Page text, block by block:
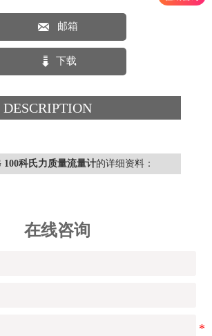
 邮箱
 下载
100科氏力质量流量计的详细资料：
在线咨询